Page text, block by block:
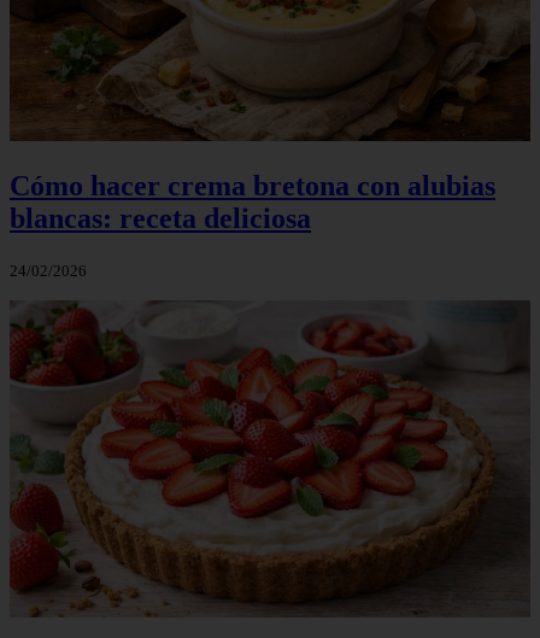
Cómo hacer crema bretona con alubias
blancas: receta deliciosa
24/02/2026